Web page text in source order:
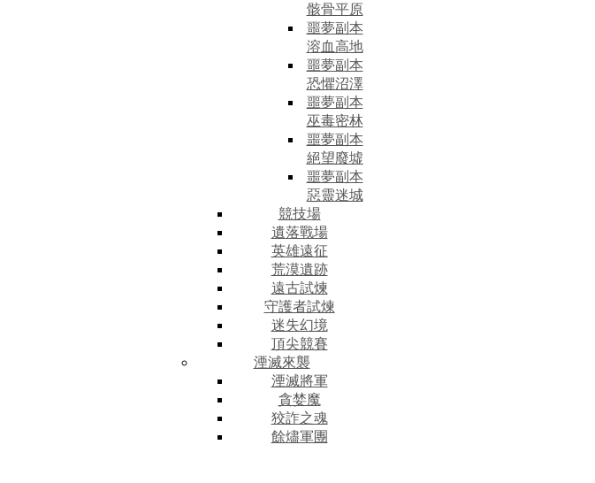
骸骨平原
噩夢副本
溶血高地
噩夢副本
恐懼沼澤
噩夢副本
巫毒密林
噩夢副本
絕望廢墟
噩夢副本
惡靈迷城
競技場
遺落戰場
英雄遠征
荒漠遺跡
遠古試煉
守護者試煉
迷失幻境
頂尖競賽
湮滅來襲
湮滅將軍
貪婪魔
狡詐之魂
餘燼軍團